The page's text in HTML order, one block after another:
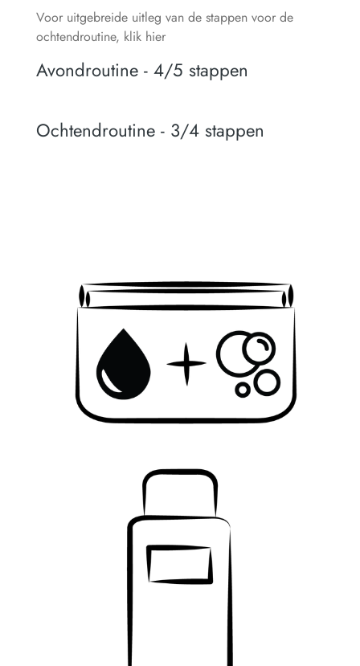
Voor uitgebreide uitleg van de stappen voor de
ochtendroutine, klik hier
Avondroutine - 4/5 stappen
Ochtendroutine - 3/4 stappen